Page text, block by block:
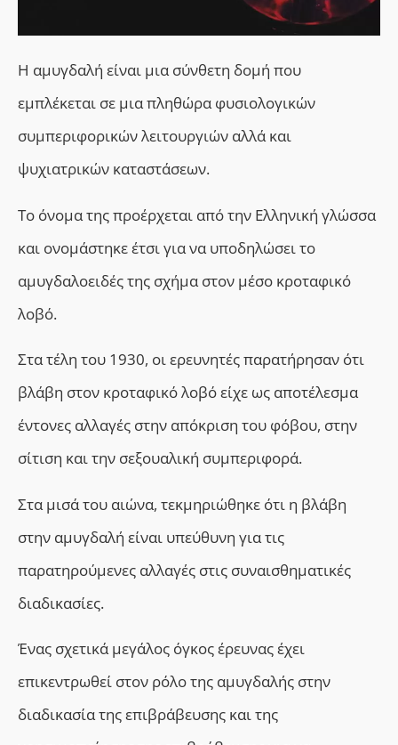
Η αμυγδαλή είναι μια σύνθετη δομή που
εμπλέκεται σε μια πληθώρα φυσιολογικών
συμπεριφορικών λειτουργιών αλλά και
ψυχιατρικών καταστάσεων.
Το όνομα της προέρχεται από την Ελληνική γλώσσα
και ονομάστηκε έτσι για να υποδηλώσει το
αμυγδαλοειδές της σχήμα στον μέσο κροταφικό
λοβό.
Στα τέλη του 1930, οι ερευνητές παρατήρησαν ότι
βλάβη στον κροταφικό λοβό είχε ως αποτέλεσμα
έντονες αλλαγές στην απόκριση του φόβου, στην
σίτιση και την σεξουαλική συμπεριφορά.
Στα μισά του αιώνα, τεκμηριώθηκε ότι η βλάβη
στην αμυγδαλή είναι υπεύθυνη για τις
παρατηρούμενες αλλαγές στις συναισθηματικές
διαδικασίες.
Ένας σχετικά μεγάλος όγκος έρευνας έχει
επικεντρωθεί στον ρόλο της αμυγδαλής στην
διαδικασία της επιβράβευσης και της